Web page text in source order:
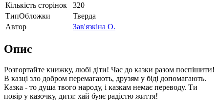
Кількість сторінок
320
ТипОбложки
Тверда
Автор
Зав'язкіна О.
Опис
Розгортайте книжку, любі діти! Час до казки разом поспішити!
В казці зло добром перемагають, друзям у біді допомагають.
Казка - то душа твого народу, і казкам немає переводу. Ти
повір у казочку, дитя: хай буяє радістю життя!